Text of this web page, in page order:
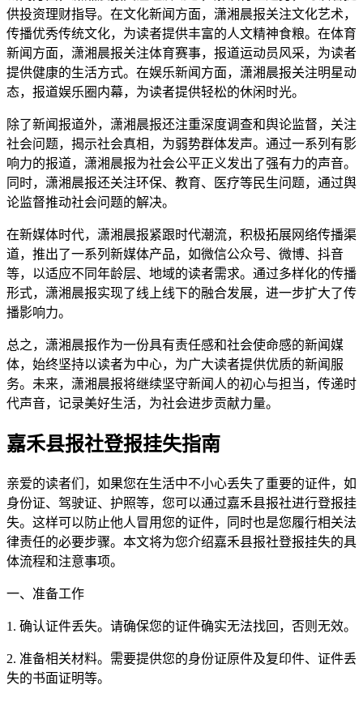
供投资理财指导。在文化新闻方面，潇湘晨报关注文化艺术，
传播优秀传统文化，为读者提供丰富的人文精神食粮。在体育
新闻方面，潇湘晨报关注体育赛事，报道运动员风采，为读者
提供健康的生活方式。在娱乐新闻方面，潇湘晨报关注明星动
态，报道娱乐圈内幕，为读者提供轻松的休闲时光。
除了新闻报道外，潇湘晨报还注重深度调查和舆论监督，关注
社会问题，揭示社会真相，为弱势群体发声。通过一系列有影
响力的报道，潇湘晨报为社会公平正义发出了强有力的声音。
同时，潇湘晨报还关注环保、教育、医疗等民生问题，通过舆
论监督推动社会问题的解决。
在新媒体时代，潇湘晨报紧跟时代潮流，积极拓展网络传播渠
道，推出了一系列新媒体产品，如微信公众号、微博、抖音
等，以适应不同年龄层、地域的读者需求。通过多样化的传播
形式，潇湘晨报实现了线上线下的融合发展，进一步扩大了传
播影响力。
总之，潇湘晨报作为一份具有责任感和社会使命感的新闻媒
体，始终坚持以读者为中心，为广大读者提供优质的新闻服
务。未来，潇湘晨报将继续坚守新闻人的初心与担当，传递时
代声音，记录美好生活，为社会进步贡献力量。
嘉禾县报社登报挂失指南
亲爱的读者们，如果您在生活中不小心丢失了重要的证件，如
身份证、驾驶证、护照等，您可以通过嘉禾县报社进行登报挂
失。这样可以防止他人冒用您的证件，同时也是您履行相关法
律责任的必要步骤。本文将为您介绍嘉禾县报社登报挂失的具
体流程和注意事项。
一、准备工作
1. 确认证件丢失。请确保您的证件确实无法找回，否则无效。
2. 准备相关材料。需要提供您的身份证原件及复印件、证件丢
失的书面证明等。